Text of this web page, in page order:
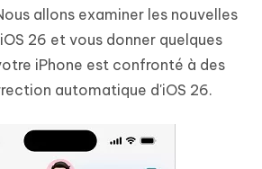
allons examiner les nouvelles
26 et vous donner quelques
iPhone est confronté à des
automatique d'iOS 26.